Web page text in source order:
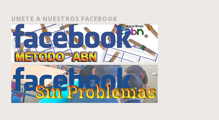
ÚNETE A NUESTROS FACEBOOK